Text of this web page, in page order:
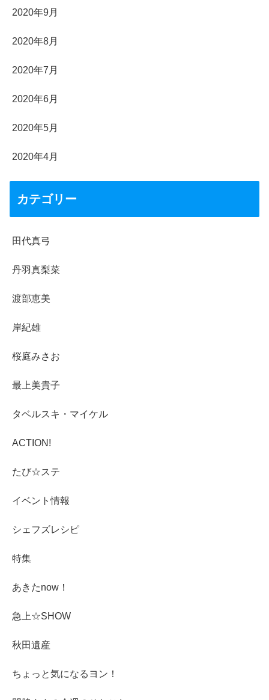
2020年9月
2020年8月
2020年7月
2020年6月
2020年5月
2020年4月
カテゴリー
田代真弓
丹羽真梨菜
渡部恵美
岸紀雄
桜庭みさお
最上美貴子
タベルスキ・マイケル
ACTION!
たび☆ステ
イベント情報
シェフズレシピ
特集
あきたnow！
急上☆SHOW
秋田遺産
ちょっと気になるヨン！